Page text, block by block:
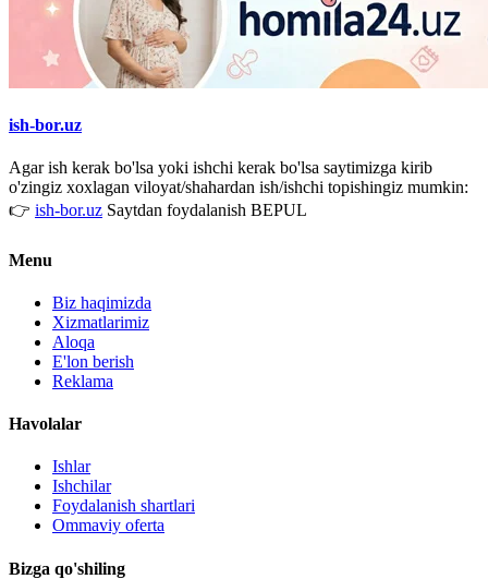
ish-bor.uz
Agar ish kerak bo'lsa yoki ishchi kerak bo'lsa saytimizga kirib
o'zingiz xoxlagan viloyat/shahardan ish/ishchi topishingiz mumkin:
👉 ish-bor.uz Saytdan foydalanish BEPUL
Menu
Biz haqimizda
Xizmatlarimiz
Aloqa
E'lon berish
Reklama
Havolalar
Ishlar
Ishchilar
Foydalanish shartlari
Ommaviy oferta
Bizga qo'shiling